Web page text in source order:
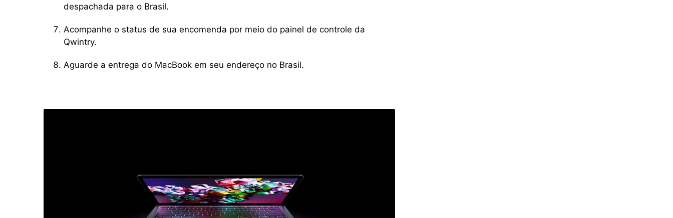
despachada para o Brasil.
Acompanhe o status de sua encomenda por meio do painel de controle da
Qwintry.
Aguarde a entrega do MacBook em seu endereço no Brasil.